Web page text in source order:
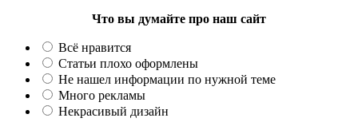
Что вы думайте про наш сайт
Всё нравится
Статьи плохо оформлены
Не нашел информации по нужной теме
Много рекламы
Некрасивый дизайн